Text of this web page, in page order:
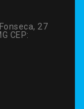
27
CEP: